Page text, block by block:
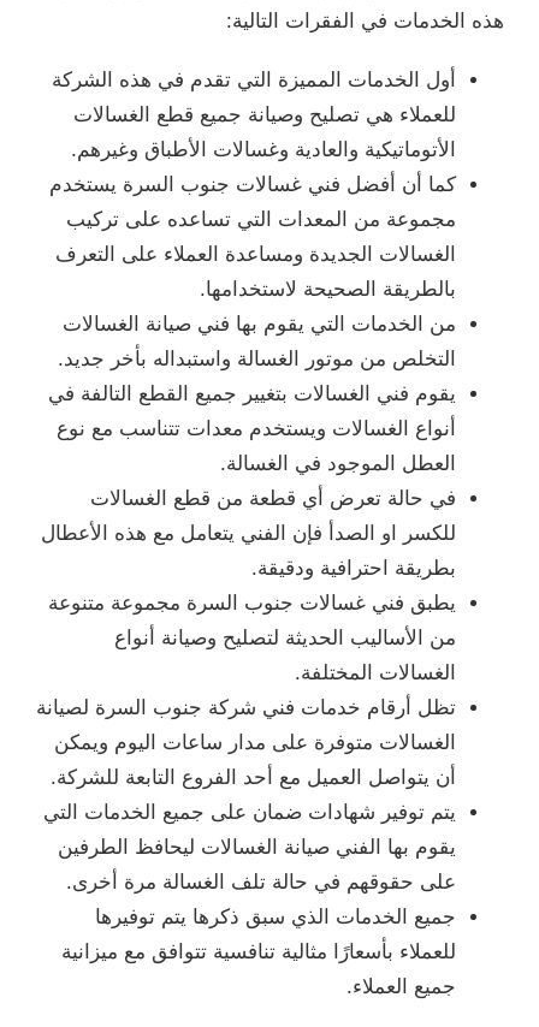
هذه الخدمات في الفقرات التالية:
أول الخدمات المميزة التي تقدم في هذه الشركة
للعملاء هي تصليح وصيانة جميع قطع الغسالات
الأتوماتيكية والعادية وغسالات الأطباق وغيرهم.
كما أن أفضل فني غسالات جنوب السرة يستخدم
مجموعة من المعدات التي تساعده على تركيب
الغسالات الجديدة ومساعدة العملاء على التعرف
بالطريقة الصحيحة لاستخدامها.
من الخدمات التي يقوم بها فني صيانة الغسالات
التخلص من موتور الغسالة واستبداله بأخر جديد.
يقوم فني الغسالات بتغيير جميع القطع التالفة في
أنواع الغسالات ويستخدم معدات تتناسب مع نوع
العطل الموجود في الغسالة.
في حالة تعرض أي قطعة من قطع الغسالات
للكسر او الصدأ فإن الفني يتعامل مع هذه الأعطال
بطريقة احترافية ودقيقة.
يطبق فني غسالات جنوب السرة مجموعة متنوعة
من الأساليب الحديثة لتصليح وصيانة أنواع
الغسالات المختلفة.
تظل أرقام خدمات فني شركة جنوب السرة لصيانة
الغسالات متوفرة على مدار ساعات اليوم ويمكن
أن يتواصل العميل مع أحد الفروع التابعة للشركة.
يتم توفير شهادات ضمان على جميع الخدمات التي
يقوم بها الفني صيانة الغسالات ليحافظ الطرفين
على حقوقهم في حالة تلف الغسالة مرة أخرى.
جميع الخدمات الذي سبق ذكرها يتم توفيرها
للعملاء بأسعارًا مثالية تنافسية تتوافق مع ميزانية
جميع العملاء.